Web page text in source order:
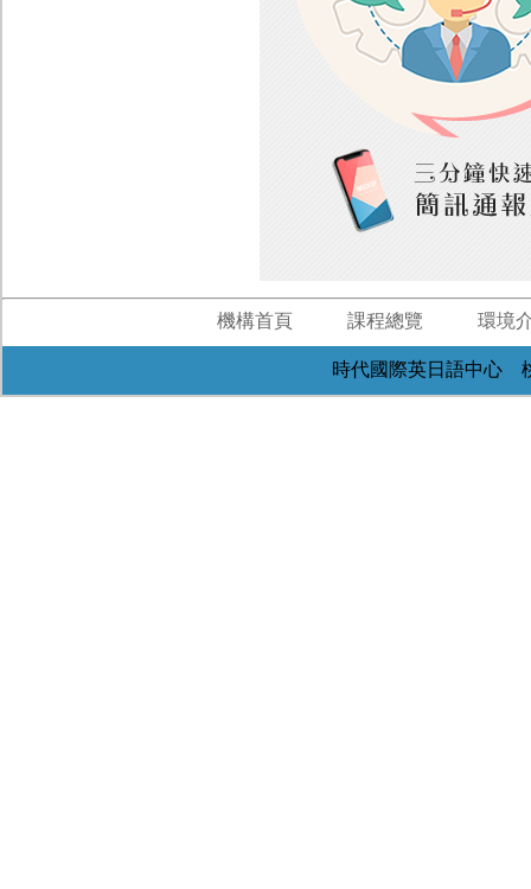
機構首頁 課程總覽 環境
時代國際英日語中心